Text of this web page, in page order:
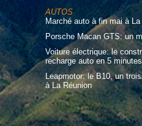
AUTOS
Marché auto à fin mai à
Porsche Macan GTS: un
Voiture électrique: le
recharge auto en 5
Leapmotor: le B10, un
à La Réunion